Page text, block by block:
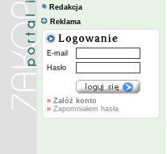
Redakcja
Reklama
E-mail
Hasło
» Załóż konto
» Zapomniałem hasła